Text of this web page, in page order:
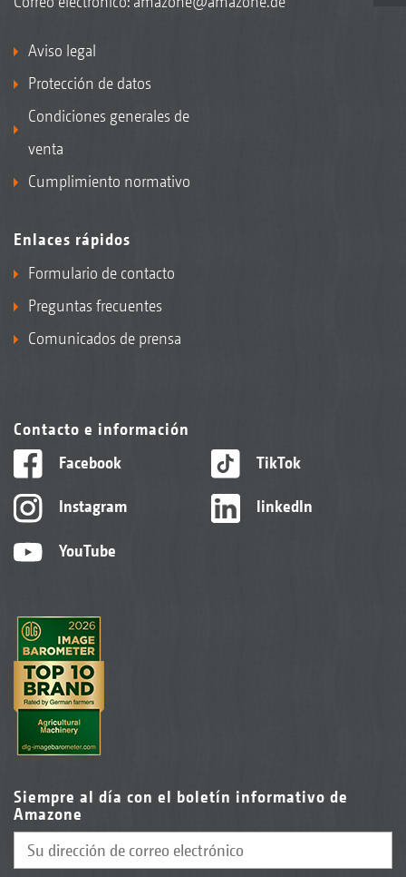
Aviso legal
Protección de datos
Condiciones generales de
venta
Cumplimiento normativo
Enlaces rápidos
Formulario de contacto
Preguntas frecuentes
Comunicados de prensa
Contacto e información
Facebook
Instagram
YouTube
TikTok
linkedIn
Siempre al día con el boletín informativo de
Amazone